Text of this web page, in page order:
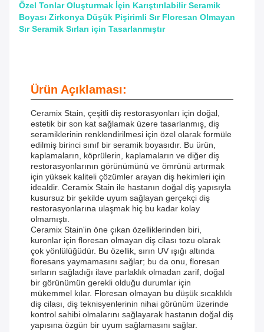
Özel Tonlar Oluşturmak İçin Karıştırılabilir Seramik
Boyası Zirkonya Düşük Pişirimli Sır Floresan Olmayan
Sır Seramik Sırları için Tasarlanmıştır
Ürün Açıklaması:
Ceramix Stain, çeşitli diş restorasyonları için doğal,
estetik bir son kat sağlamak üzere tasarlanmış, diş
seramiklerinin renklendirilmesi için özel olarak formüle
edilmiş birinci sınıf bir seramik boyasıdır. Bu ürün,
kaplamaların, köprülerin, kaplamaların ve diğer diş
restorasyonlarının görünümünü ve ömrünü artırmak
için yüksek kaliteli çözümler arayan diş hekimleri için
idealdir. Ceramix Stain ile hastanın doğal diş yapısıyla
kusursuz bir şekilde uyum sağlayan gerçekçi diş
restorasyonlarına ulaşmak hiç bu kadar kolay
olmamıştı.
Ceramix Stain'in öne çıkan özelliklerinden biri,
kuronlar için floresan olmayan diş cilası tozu olarak
çok yönlülüğüdür. Bu özellik, sırın UV ışığı altında
floresans yaymamasını sağlar; bu da onu, floresan
sırların sağladığı ilave parlaklık olmadan zarif, doğal
bir görünümün gerekli olduğu durumlar için
mükemmel kılar. Floresan olmayan bu düşük sıcaklıklı
diş cilası, diş teknisyenlerinin nihai görünüm üzerinde
kontrol sahibi olmalarını sağlayarak hastanın doğal diş
yapısına özgün bir uyum sağlamasını sağlar.